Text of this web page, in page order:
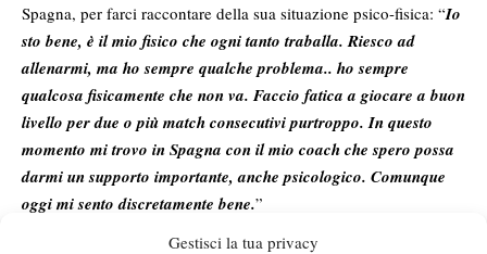
Gestisci la tua privacy
Spagna, per farci raccontare della sua situazione psico-fisica: “Io
sto bene, è il mio fisico che ogni tanto traballa. Riesco ad
allenarmi, ma ho sempre qualche problema.. ho sempre
qualcosa fisicamente che non va. Faccio fatica a giocare a buon
livello per due o più match consecutivi purtroppo. In questo
momento mi trovo in Spagna con il mio coach che spero possa
darmi un supporto importante, anche psicologico. Comunque
oggi mi sento discretamente bene.”